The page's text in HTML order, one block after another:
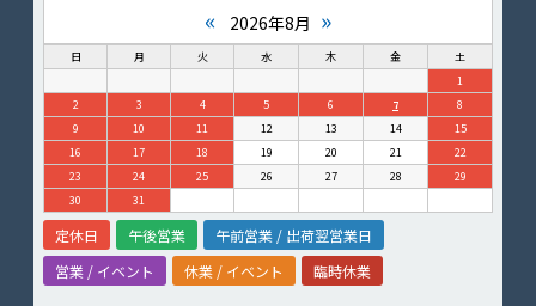
« 2026年8月 »
日 月 火 水 木 金
土
1
2
3 4 5 6 7
8
9
10 11 12 13 14
15
16
17 18 19 20 21
22
23
24 25 26 27 28
29
30
31
定休日 午後営業
午前営業 / 出荷翌営業日
営業 / イベント
休業 / イベント 臨時休業